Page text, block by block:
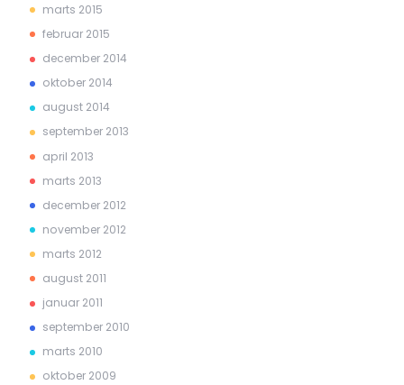
marts 2015
februar 2015
december 2014
oktober 2014
august 2014
september 2013
april 2013
marts 2013
december 2012
november 2012
marts 2012
august 2011
januar 2011
september 2010
marts 2010
oktober 2009